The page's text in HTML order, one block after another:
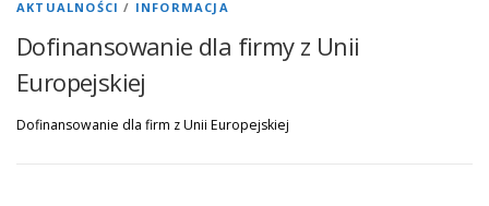
AKTUALNOŚCI / INFORMACJA
Dofinansowanie dla firmy z Unii
Europejskiej
Dofinansowanie dla firm z Unii Europejskiej